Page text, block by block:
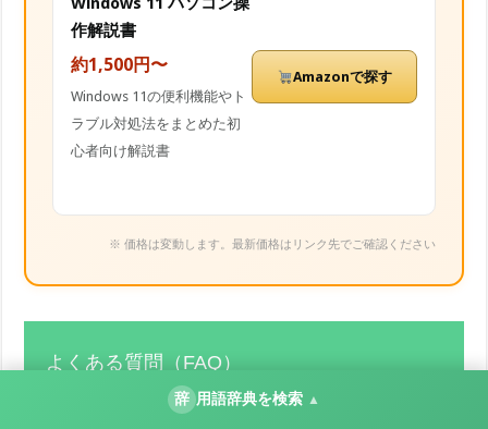
作解説書
約1,500円〜
Windows 11の便利機能やト
ラブル対処法をまとめた初
心者向け解説書
Amazonで探す
※ 価格は変動します。最新価格はリンク先でご確認ください
よくある質問（FAQ）
辞 用語辞典を検索 ▲